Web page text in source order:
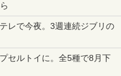
レで今夜。3週連続ジブリの
セルトイに。全5種で8月下